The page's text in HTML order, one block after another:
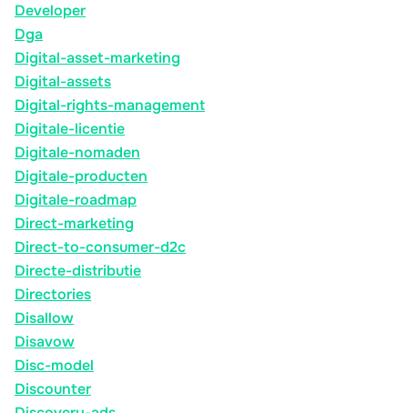
Developer
Dga
Digital-asset-marketing
Digital-assets
Digital-rights-management
Digitale-licentie
Digitale-nomaden
Digitale-producten
Digitale-roadmap
Direct-marketing
Direct-to-consumer-d2c
Directe-distributie
Directories
Disallow
Disavow
Disc-model
Discounter